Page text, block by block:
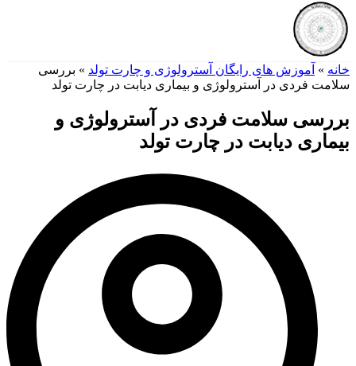
خانه » آموزش های رایگان آسترولوژی و چارت تولد » بررسی
سلامت فردی در آسترولوژی و بیماری دیابت در چارت تولد
بررسی سلامت فردی در آسترولوژی و
بیماری دیابت در چارت تولد